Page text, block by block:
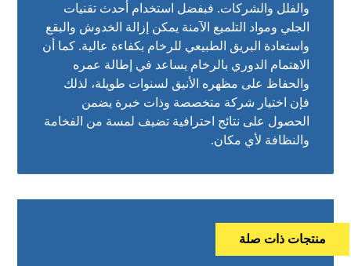
والفلل والشركات. فبفضل استخدام أحدث تقنيات
الجلي ومواد التلميع الآمنة يمكن إزالة الخدوش والبقع
واستعادة البريق الطبيعي للرخام بكفاءة عالية. كما أن
الاهتمام الدوري بالرخام يساعد في إطالة عمره
والحفاظ على مظهره الأنيق لسنوات طويلة، لذلك
فإن اختيار شركة متخصصة وذات خبرة يضمن
الحصول على نتائج احترافية تضيف لمسة من الفخامة
والنظافة لأي مكان.
منتجات ذات صلة